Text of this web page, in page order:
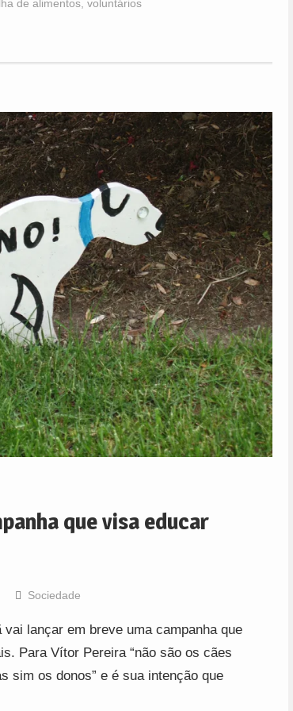
de alimentos, voluntários
que visa educar
Sociedade
lançar em breve uma campanha que
Para Vítor Pereira “não são os cães
sim os donos” e é sua intenção que